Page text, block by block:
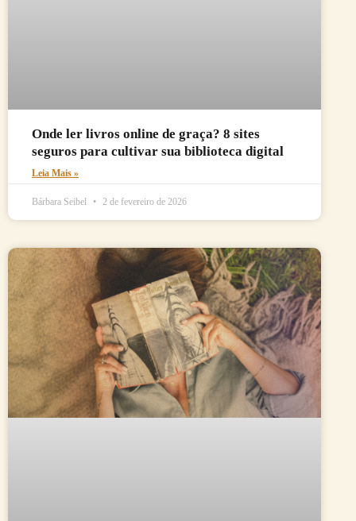
Onde ler livros online de graça? 8 sites
seguros para cultivar sua biblioteca digital
Leia Mais »
Bárbara Seibel 2 de fevereiro de 2026